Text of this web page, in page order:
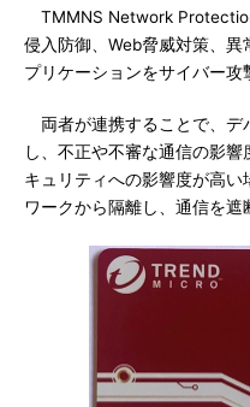
TMMNS Network
侵入防御、Web脅威対策、
プリケーションをサイバー攻
両者が連携することで、デ
し、不正や不審な通信の影
キュリティへの影響度が高い
ワークから隔離し、通信を遮